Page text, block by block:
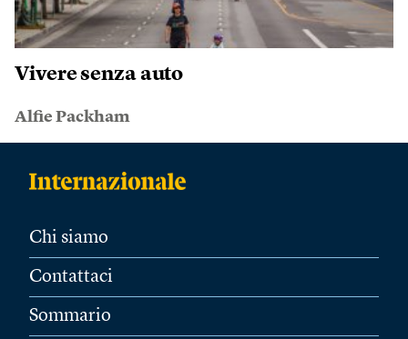
Vivere senza auto
Alfie Packham
Chi siamo
Contattaci
Sommario